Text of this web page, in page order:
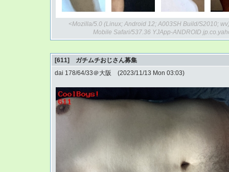
<Mozilla/5.0 (Linux; Android 12; A003SH Build/S2010;
Mobile Safari/537.36 YJApp-ANDROID
[611] ガチムチおじさん募集
dai 178/64/33＠大阪 (2023/11/13 Mon 03:03)